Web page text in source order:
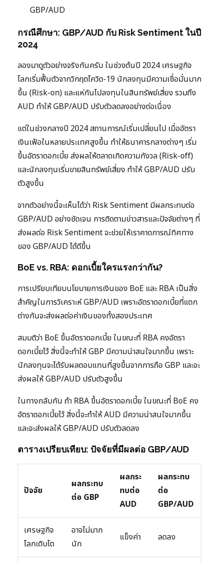
GBP/AUD
กรณีศึกษา: GBP/AUD กับ Risk Sentiment ในปี
2024
ลองมาดูตัวอย่างจริงกันครับ ในช่วงต้นปี 2024 เศรษฐกิจ
โลกเริ่มฟื้นตัวจากวิกฤตโควิด-19 นักลงทุนมีความเชื่อมั่นมาก
ขึ้น (Risk-on) และแห่กันไปลงทุนในสินทรัพย์เสี่ยง รวมถึง
AUD ทำให้ GBP/AUD ปรับตัวลดลงอย่างต่อเนื่อง
แต่ในช่วงกลางปี 2024 สถานการณ์เริ่มเปลี่ยนไป เมื่ออัตรา
เงินเฟ้อในหลายประเทศสูงขึ้น ทำให้ธนาคารกลางต่างๆ เริ่ม
ขึ้นอัตราดอกเบี้ย ส่งผลให้ตลาดเกิดความกังวล (Risk-off)
และนักลงทุนเริ่มขายสินทรัพย์เสี่ยง ทำให้ GBP/AUD ปรับ
ตัวสูงขึ้น
จากตัวอย่างนี้จะเห็นได้ว่า Risk Sentiment มีผลกระทบต่อ
GBP/AUD อย่างชัดเจน การติดตามข่าวสารและปัจจัยต่างๆ ที่
ส่งผลต่อ Risk Sentiment จะช่วยให้เราคาดการณ์ทิศทาง
ของ GBP/AUD ได้ดีขึ้น
BoE vs. RBA: ดอกเบี้ยใครแรงกว่ากัน?
การเปรียบเทียบนโยบายการเงินของ BoE และ RBA เป็นสิ่ง
สำคัญในการวิเคราะห์ GBP/AUD เพราะอัตราดอกเบี้ยที่แตก
ต่างกันจะส่งผลต่อค่าเงินของทั้งสองประเทศ
สมมติว่า BoE ขึ้นอัตราดอกเบี้ย ในขณะที่ RBA คงอัตรา
ดอกเบี้ยไว้ สิ่งนี้จะทำให้ GBP มีความน่าสนใจมากขึ้น เพราะ
นักลงทุนจะได้รับผลตอบแทนที่สูงขึ้นจากการถือ GBP และจะ
ส่งผลให้ GBP/AUD ปรับตัวสูงขึ้น
ในทางกลับกัน ถ้า RBA ขึ้นอัตราดอกเบี้ย ในขณะที่ BoE คง
อัตราดอกเบี้ยไว้ สิ่งนี้จะทำให้ AUD มีความน่าสนใจมากขึ้น
และจะส่งผลให้ GBP/AUD ปรับตัวลดลง
ตารางเปรียบเทียบ: ปัจจัยที่มีผลต่อ GBP/AUD
ปัจจัย
ผลกระทบ
ต่อ GBP
ผลกระ
ทบต่อ
AUD
ผลกระทบ
ต่อ
GBP/AUD
เศรษฐกิจ
โลกเติบโต
อาจไม่มาก
นัก
แข็งค่า ลดลง